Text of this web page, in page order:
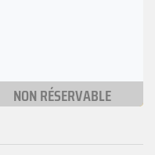
NON RÉSERVABLE